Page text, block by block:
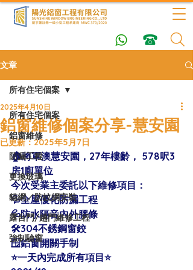
文章
所有住宅個案
鋁窗維修
防漏工程
更換玻璃
貓網／防蚊網安裝
露台門/趟門維修工程
強制驗窗
所有住宅個案
鋁窗維修個案分享-慧安園
2025年4月10日
已更新：2025年5月7日
🏠將軍澳慧安園，27年樓齡， 578呎3
房1廁單位
今次受業主委託以下維修項目：
💦全屋優化防漏工程
💦防水隔音內外膠條
🛠304不銹鋼窗鉸
🪟鋁窗開關手制
⭐️一天內完成所有項目⭐️